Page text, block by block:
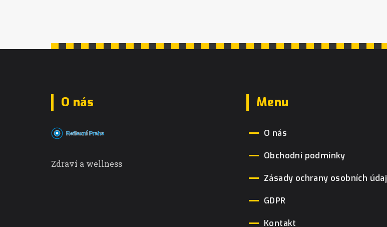
O nás
Zdraví a wellness
Menu
O nás
Obchodní podmínky
Zásady ochrany osobních
GDPR
Kontakt